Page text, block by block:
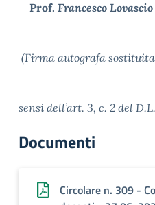
Prof. Francesco Lovascio
(Firma autografa
sensi dell’art. 3, c. 2 del
Documenti
Circolare n. 309 -